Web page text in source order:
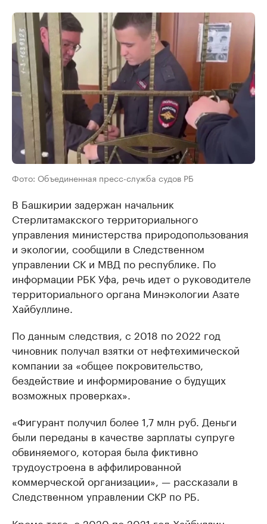
Фото: Объединенная пресс-служба судов РБ
В Башкирии задержан начальник
Стерлитамакского территориального
управления министерства природопользования
и экологии, сообщили в Следственном
управлении СК и МВД по республике. По
информации РБК Уфа, речь идет о руководителе
территориального органа Минэкологии Азате
Хайбуллине.
По данным следствия, с 2018 по 2022 год
чиновник получал взятки от нефтехимической
компании за «общее покровительство,
бездействие и информирование о будущих
возможных проверках».
«Фигурант получил более 1,7 млн руб. Деньги
были переданы в качестве зарплаты супруге
обвиняемого, которая была фиктивно
трудоустроена в аффилированной
коммерческой организации», — рассказали в
Следственном управлении СКР по РБ.